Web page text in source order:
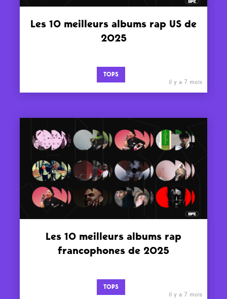
Les 10 meilleurs albums rap US de
2025
TOPS
il y a 7 mois
Les 10 meilleurs albums rap
francophones de 2025
TOPS
il y a 7 mois